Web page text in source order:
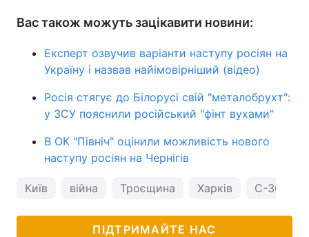
Вас також можуть зацікавити новини:
Експерт озвучив варіанти наступу росіян на
Україну і назвав найімовірніший (відео)
Росія стягує до Білорусі свій "металобрухт":
у ЗСУ пояснили російський "фінт вухами"
В ОК "Північ" оцінили можливість нового
наступу росіян на Чернігів
Київ війна Троєщина Харків С-300
ПІДТРИМАЙТЕ НАС